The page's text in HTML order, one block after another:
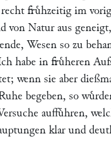
fruͤhzeitig im
von Natur aus
Wesen so zu
habe in fruͤheren
wenn sie aber
begeben, so
auffuͤhren,
klar und